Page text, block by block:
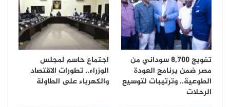
تفويج 8,700 سوداني من
مصر ضمن برنامج العودة
الطوعية.. وترتيبات لتوسيع
الرحلات
اجتماع حاسم لمجلس
الوزراء.. تطورات الاقتصاد
والكهرباء على الطاولة